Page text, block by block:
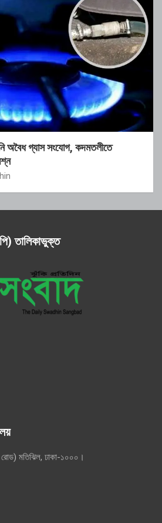
অবৈধ গ্যাস সংযোগ, কদমতলীতে
তালিকাভুক্ত
মতিঝিল, ঢাকা-১০০০।